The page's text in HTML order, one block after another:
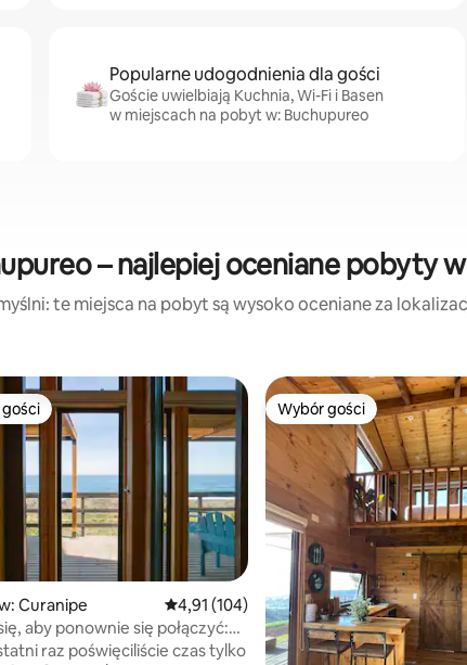
Popularne udogodnienia dla gości
Goście uwielbiają Kuchnia, Wi-Fi i Basen
w miejscach na pobyt w: Buchupureo
– najlepiej oceniane pobyty
te miejsca na pobyt są wysoko oceniane za
5, liczba recenzji: 34
gości
Curanipe Średnia ocena: 4,91 na 5, liczba recenzji:
4,91 (104)
aby ponownie się połączyć:
– Południe
raz poświęciliście czas tylko
Wybór gości
Wybór gości